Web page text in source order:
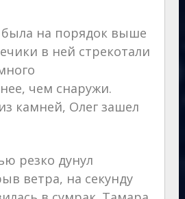
была на порядок выше
в ней стрекотали
чем снаружи.
камней, Олег зашел
резко дунул
ветра, на секунду